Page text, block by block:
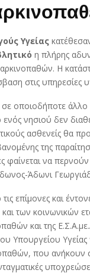
Υγείας
η πλήρης
Η
στις υπηρεσίες
σε οποιοδήποτε
νησιού δεν
ασθενείς θα
της
φαίνεται να
Άδωνι
επίμονες και
των κοινωνικών
και της
Υπουργείου
που ανήκουν